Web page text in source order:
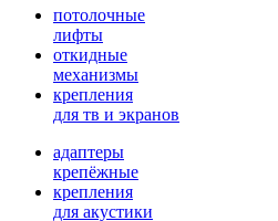
потолочные
лифты
откидные
механизмы
крепления
для тв и экранов
адаптеры
крепёжные
крепления
для акустики